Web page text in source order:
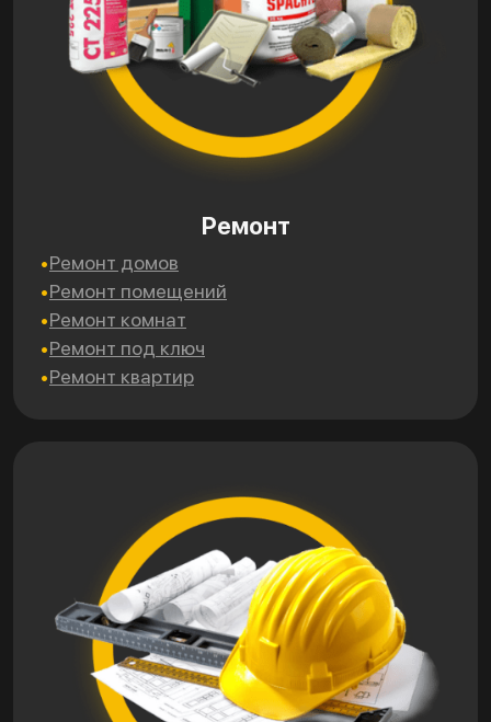
Ремонт
Ремонт домов
Ремонт помещений
Ремонт комнат
Ремонт под ключ
Ремонт квартир